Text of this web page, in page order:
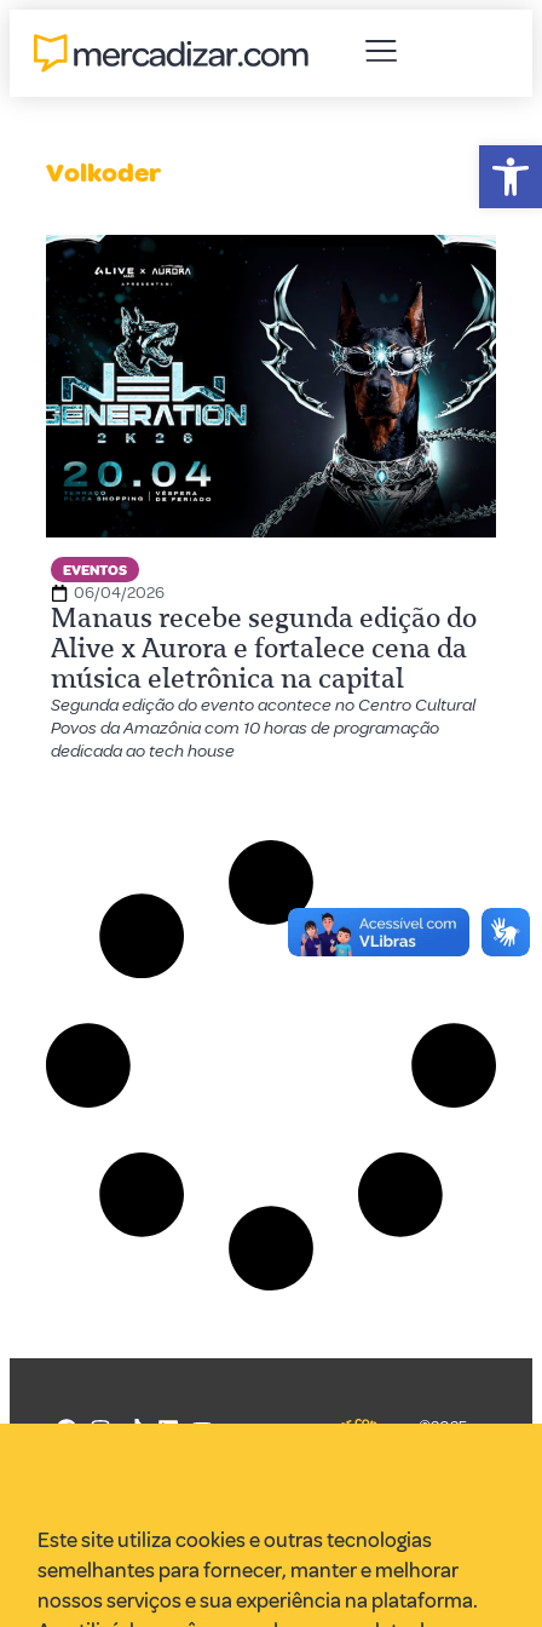
Volkoder
EVENTOS
06/04/2026
Manaus recebe segunda edição do
Alive x Aurora e fortalece cena da
música eletrônica na capital
Segunda edição do evento acontece no Centro Cultural
Povos da Amazônia com 10 horas de programação
dedicada ao tech house
VR Assessoria
Parcerias
Envie uma pauta
©2025
Este site utiliza cookies e outras tecnologias
semelhantes para fornecer, manter e melhorar
nossos serviços e sua experiência na plataforma.